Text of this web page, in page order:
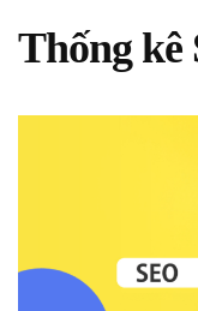
Thống kê